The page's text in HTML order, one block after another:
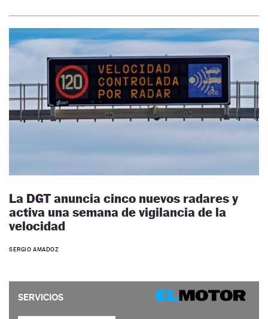
La DGT anuncia cinco nuevos radares y
activa una semana de vigilancia de la
velocidad
SERGIO AMADOZ